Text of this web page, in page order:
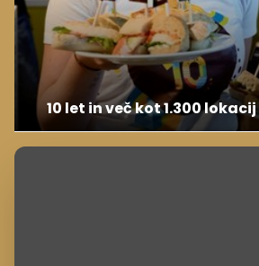
10 let in več kot 1.300